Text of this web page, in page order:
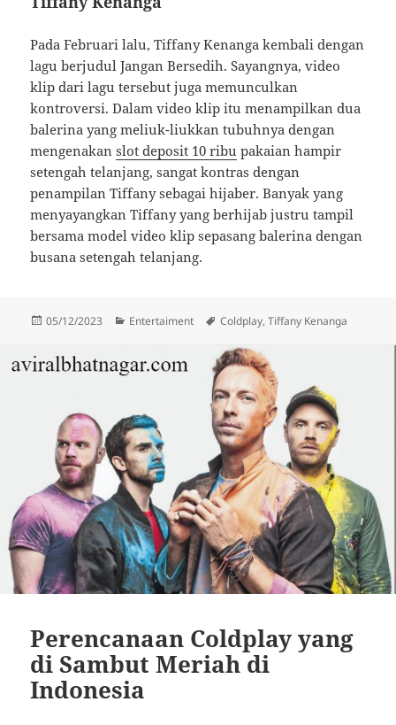
Pada Februari lalu, Tiffany Kenanga kembali dengan
lagu berjudul Jangan Bersedih. Sayangnya, video
klip dari lagu tersebut juga memunculkan
kontroversi. Dalam video klip itu menampilkan dua
balerina yang meliuk-liukkan tubuhnya dengan
mengenakanslot deposit 10 ribu pakaian hampir
setengah telanjang, sangat kontras dengan
penampilan Tiffany sebagai hijaber. Banyak yang
menyayangkan Tiffany yang berhijab justru tampil
bersama model video klip sepasang balerina dengan
busana setengah telanjang.
Diposkan
05/12/2023 Kategori
Entertaiment Tag
Coldplay,Tiffany Kenanga
Perencanaan Coldplay yang
di Sambut Meriah di
Indonesia